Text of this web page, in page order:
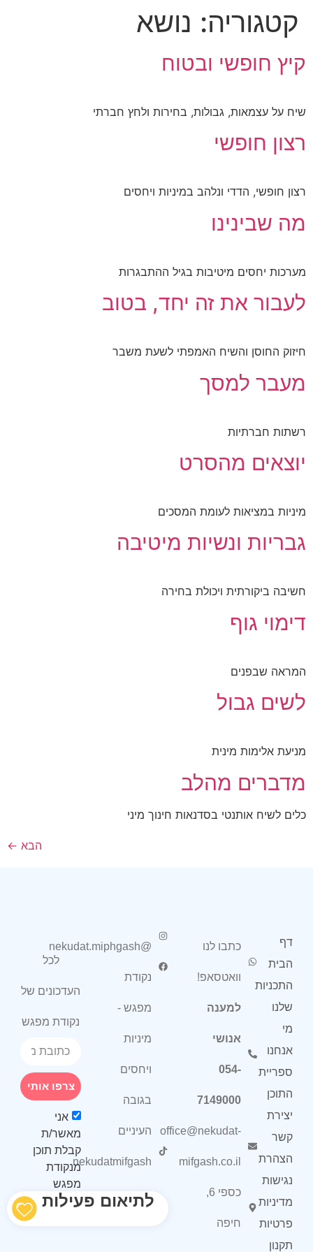
קטגוריה: נושא
קיץ חופשי ובטוח
שיח על עצמאות, גבולות, בחירות ולחץ חברתי
רצון חופשי
רצון חופשי, הדדי ונלהב במיניות ויחסים
מה שבינינו
מערכות יחסים מיטיבות בגיל ההתבגרות
לעבור את זה יחד, בטוב
חיזוק החוסן והשיח האמפתי לשעת משבר
מעבר למסך
רשתות חברתיות
יוצאים מהסרט
מיניות במציאות לעומת המסכים
גבריות ונשיות מיטיבה
חשיבה ביקורתית ויכולת בחירה
דימוי גוף
המראה שבפנים
לשים גבול
מניעת אלימות מינית
מדברים מהלב
כלים לשיח אותנטי בסדנאות חינוך מיני
הבא ←
לתיאום פעילות
דף
הבית
התכניות
שלנו
מי
אנחנו
ספריית
התוכן
יצירת
קשר
הצהרת
נגישות
מדיניות
פרטיות
תקנון
כתבו לנו
וואטסאפ!
למענה
אנושי
054-
7149000
office@nekudat-
mifgash.co.il
כספי 6,
חיפה
@nekudat.miphgash
נקודת
מפגש -
מיניות
ויחסים
בגובה
העיניים
nekudatmifgash
לכל
העדכונים של
נקודת מפגש
אני
מאשר/ת
קבלת תוכן
מנקודת
מפגש
צרפו אותי